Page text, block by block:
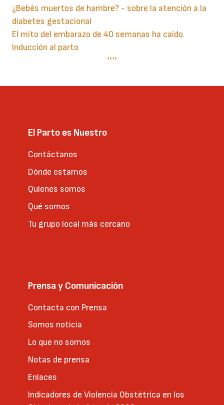
¿Bebés muertos de hambre? - sobre la atención a la
diabetes gestacional
El mito del embarazo de 40 semanas ha caído.
Inducción al parto
Página
‹‹Siguiente
››
El Parto es Nuestro
Contáctanos
Dónde estamos
Quienes somos
Qué somos
Tu grupo local más cercano
Prensa y Comunicación
Contacta con Prensa
Somos noticia
Lo que no somos
Notas de prensa
Enlaces
Indicadores de Violencia Obstétrica en los